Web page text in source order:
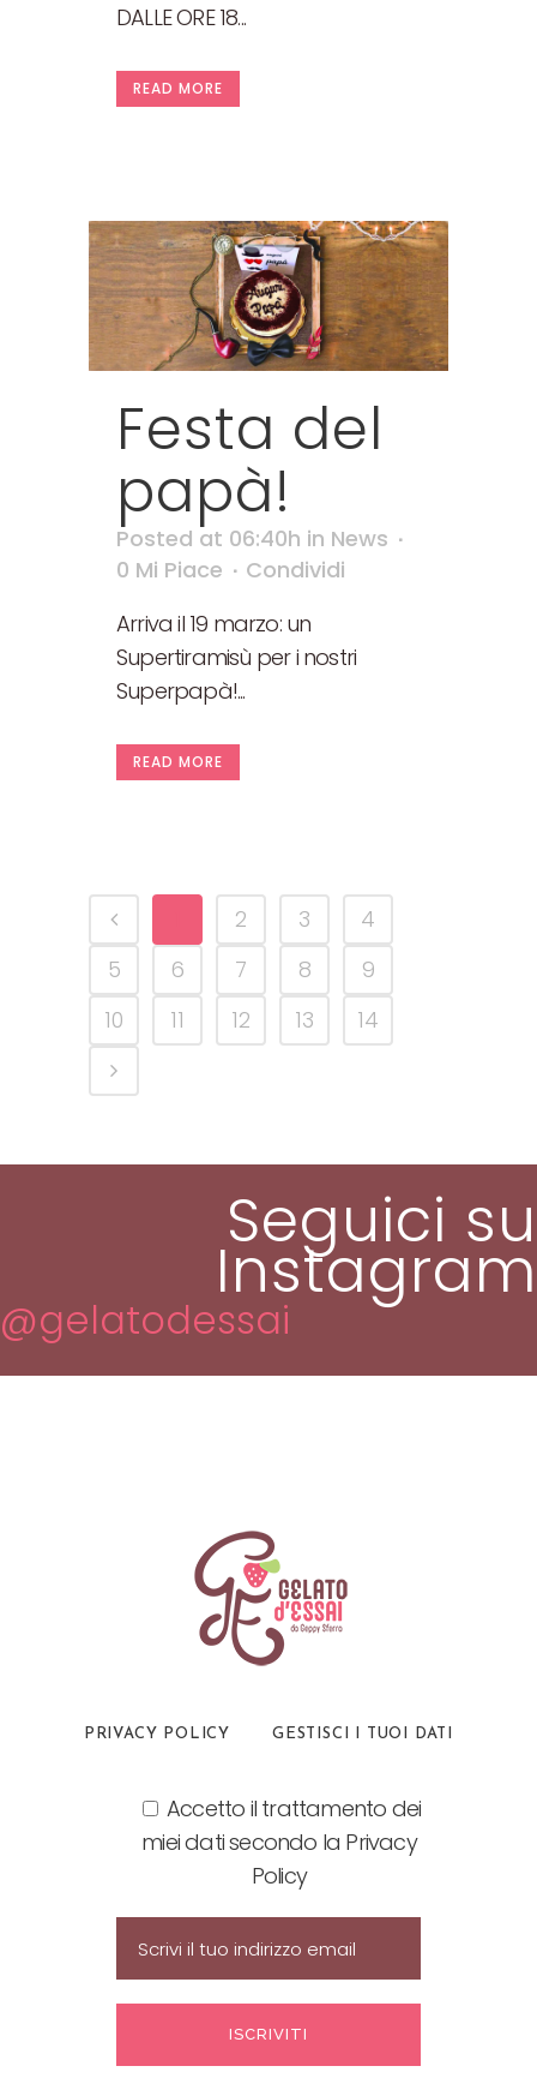
DALLE ORE 18...
READ MORE
Festa del
papà!
Posted at 06:40h in News
0 Mi Piace
Condividi
Arriva il 19 marzo: un
Supertiramisù per i nostri
Superpapà!...
READ MORE
2 3
4
5
6 7 8
9
10
11 12 13 14
Seguici su
Instagram
@gelatodessai
PRIVACY POLICY GESTISCI I TUOI DATI
Accetto il trattamento dei
miei dati secondo la Privacy
Policy